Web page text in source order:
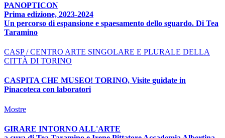
PANOPTICON
Prima edizione, 2023-2024
Un percorso di espansione e spaesamento dello sguardo. Di Tea
Taramino
CASP / CENTRO ARTE SINGOLARE E PLURALE DELLA
CITTÀ DI TORINO
CASPITA CHE MUSEO! TORINO, Visite guidate in
Pinacoteca con laboratori
Mostre
GIRARE INTORNO ALL'ARTE